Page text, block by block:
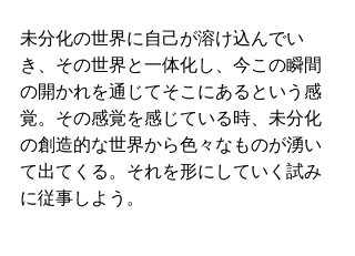
未分化の世界に自己が溶け込んでい
き、その世界と一体化し、今この瞬間
の開かれを通じてそこにあるという感
覚。その感覚を感じている時、未分化
の創造的な世界から色々なものが湧い
て出てくる。それを形にしていく試み
に従事しよう。